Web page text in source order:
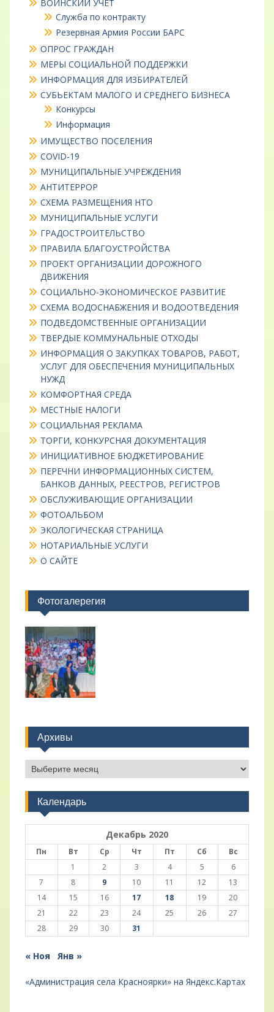
ВОИНСКИЙ УЧЕТ
Служба по контракту
Резервная Армия России БАРС
ОПРОС ГРАЖДАН
МЕРЫ СОЦИАЛЬНОЙ ПОДДЕРЖКИ
ИНФОРМАЦИЯ ДЛЯ ИЗБИРАТЕЛЕЙ
СУБЬЕКТАМ МАЛОГО И СРЕДНЕГО БИЗНЕСА
Конкурсы
Информация
ИМУЩЕСТВО ПОСЕЛЕНИЯ
COVID-19
МУНИЦИПАЛЬНЫЕ УЧРЕЖДЕНИЯ
АНТИТЕРРОР
СХЕМА РАЗМЕЩЕНИЯ НТО
МУНИЦИПАЛЬНЫЕ УСЛУГИ
ГРАДОСТРОИТЕЛЬСТВО
ПРАВИЛА БЛАГОУСТРОЙСТВА
ПРОЕКТ ОРГАНИЗАЦИИ ДОРОЖНОГО
ДВИЖЕНИЯ
СОЦИАЛЬНО-ЭКОНОМИЧЕСКОЕ РАЗВИТИЕ
СХЕМА ВОДОСНАБЖЕНИЯ И ВОДООТВЕДЕНИЯ
ПОДВЕДОМСТВЕННЫЕ ОРГАНИЗАЦИИ
ТВЕРДЫЕ КОММУНАЛЬНЫЕ ОТХОДЫ
ИНФОРМАЦИЯ О ЗАКУПКАХ ТОВАРОВ, РАБОТ,
УСЛУГ ДЛЯ ОБЕСПЕЧЕНИЯ МУНИЦИПАЛЬНЫХ
НУЖД
КОМФОРТНАЯ СРЕДА
МЕСТНЫЕ НАЛОГИ
СОЦИАЛЬНАЯ РЕКЛАМА
ТОРГИ, КОНКУРСНАЯ ДОКУМЕНТАЦИЯ
ИНИЦИАТИВНОЕ БЮДЖЕТИРОВАНИЕ
ПЕРЕЧНИ ИНФОРМАЦИОННЫХ СИСТЕМ,
БАНКОВ ДАННЫХ, РЕЕСТРОВ, РЕГИСТРОВ
ОБСЛУЖИВАЮЩИЕ ОРГАНИЗАЦИИ
ФОТОАЛЬБОМ
ЭКОЛОГИЧЕСКАЯ СТРАНИЦА
НОТАРИАЛЬНЫЕ УСЛУГИ
О САЙТЕ
Фотогалерегия
Архивы
Архивы
Календарь
Декабрь 2020
Пн Вт Ср Чт Пт Сб
Вс
1
2 3 4 5
6
7
8 9 10 11 12
13
14
15 16 17 18 19
20
21
22 23 24 25 26
27
28
29 30 31
« Ноя Янв »
«Администрация села Красноярки» на Яндекс.Картах